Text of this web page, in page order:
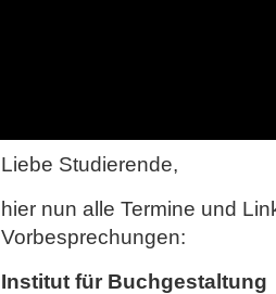
Liebe Studierende,
hier nun alle Termine und
Vorbesprechungen:
Institut für Buchgestaltung